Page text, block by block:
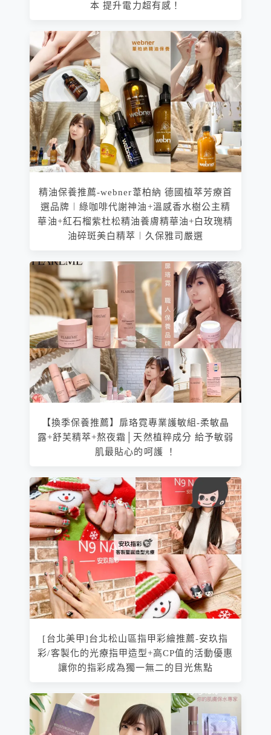
本 提升電力超有感！
精油保養推薦-webner葦柏納 德國植萃芳療首
選品牌︱綠咖啡代謝神油+溫感香水樹公主精
華油+紅石榴紫杜松精油養膚精華油+白玫瑰精
油碎斑美白精萃︱久保雅司嚴選
【換季保養推薦】扉珞霓專業護敏組-柔敏晶
露+舒芙精萃+熬夜霜│天然植粹成分 給予敏弱
肌最貼心的呵護 ！
[台北美甲]台北松山區指甲彩繪推薦-安玖指
彩/客製化的光療指甲造型+高CP值的活動優惠
讓你的指彩成為獨一無二的目光焦點